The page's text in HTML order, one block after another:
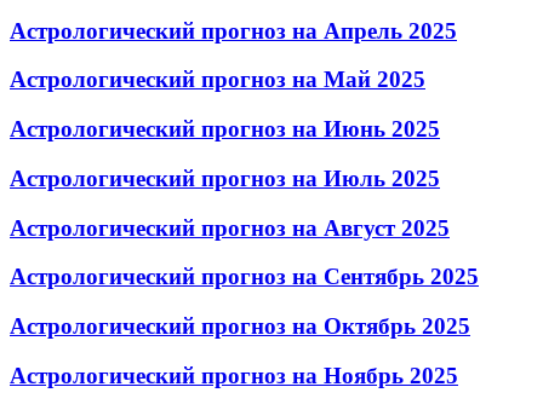
Астрологический прогноз на Апрель 2025
Астрологический прогноз на Май 2025
Астрологический прогноз на Июнь 2025
Астрологический прогноз на Июль 2025
Астрологический прогноз на Август 2025
Астрологический прогноз на Сентябрь 2025
Астрологический прогноз на Октябрь 2025
Астрологический прогноз на Ноябрь 2025